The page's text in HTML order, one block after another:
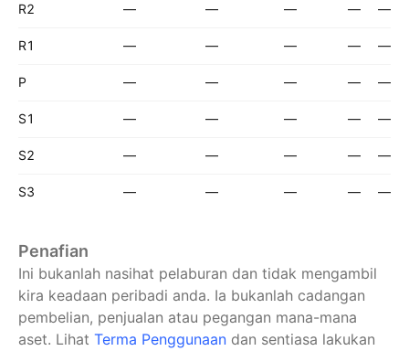
R2 — — — — —
R1 — — — — —
P — — — — —
S1 — — — — —
S2 — — — — —
S3 — — — — —
Penafian
Ini bukanlah nasihat pelaburan dan tidak mengambil
kira keadaan peribadi anda. Ia bukanlah cadangan
pembelian, penjualan atau pegangan mana-mana
aset. Lihat Terma Penggunaan dan sentiasa lakukan